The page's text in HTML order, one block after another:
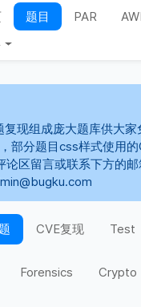
题目 PAR
现组成庞大题库供大
部分题目css样式使用
论区留言或联系下方的
CVE复现 Test
Forensics Crypto